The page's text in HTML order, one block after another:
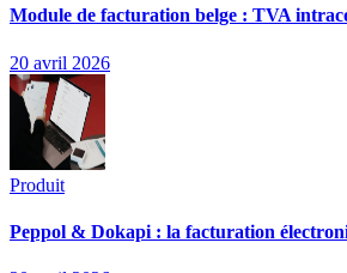
Module de facturation belge : TVA
20 avril 2026
Produit
Peppol & Dokapi : la facturation